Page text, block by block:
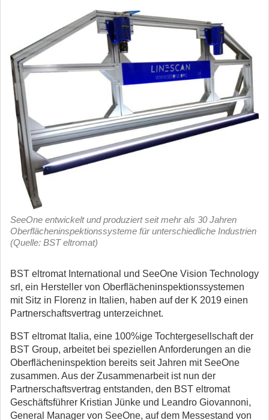
SeeOne entwickelt und produziert seit mehr als 30 Jahren
Oberflächeninspektionssysteme für unterschiedliche Industrien
(Quelle: BST eltromat)
BST eltromat International und SeeOne Vision Technology
srl, ein Hersteller von Oberflächeninspektionssystemen
mit Sitz in Florenz in Italien, haben auf der K 2019 einen
Partnerschaftsvertrag unterzeichnet.
BST eltromat Italia, eine 100%ige Tochtergesellschaft der
BST Group, arbeitet bei speziellen Anforderungen an die
Oberflächeninspektion bereits seit Jahren mit SeeOne
zusammen. Aus der Zusammenarbeit ist nun der
Partnerschaftsvertrag entstanden, den BST eltromat
Geschäftsführer Kristian Jünke und Leandro Giovannoni,
General Manager von SeeOne, auf dem Messestand von